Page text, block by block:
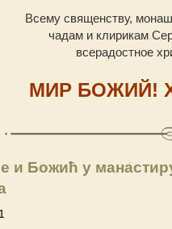
Всему священству,
чадам и клирикам
всерадостное
МИР БОЖИЙ!
и Божић у